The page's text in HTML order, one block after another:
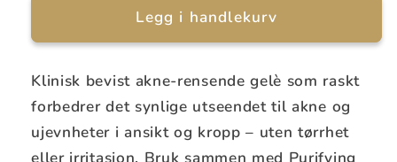
Gel
0.34
oz/10ml
Epionce
Gel
0.34
fl
oz/10ml
Legg i handlekurv
Klinisk bevist akne-rensende gelè som raskt
forbedrer det synlige utseendet til akne og
ujevnheter i ansikt og kropp – uten tørrhet